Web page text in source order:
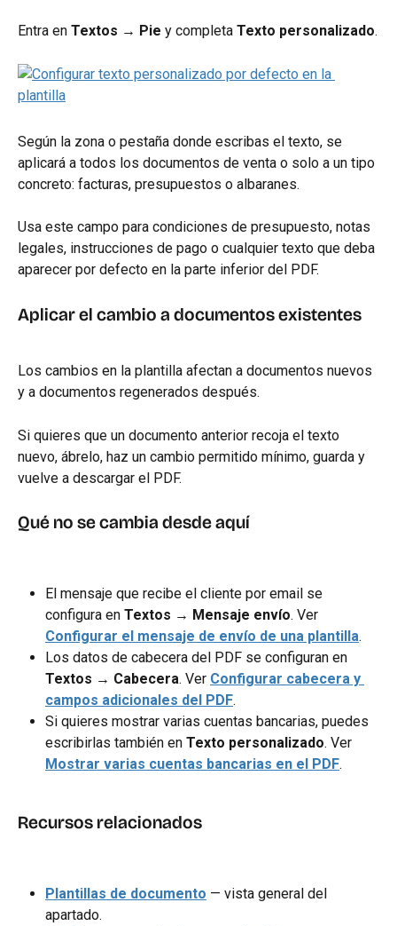
Entra en Textos → Pie y completa Texto personalizado.
Según la zona o pestaña donde escribas el texto, se
aplicará a todos los documentos de venta o solo a un tipo
concreto: facturas, presupuestos o albaranes.
Usa este campo para condiciones de presupuesto, notas
legales, instrucciones de pago o cualquier texto que deba
aparecer por defecto en la parte inferior del PDF.
Aplicar el cambio a documentos existentes
Los cambios en la plantilla afectan a documentos nuevos
y a documentos regenerados después.
Si quieres que un documento anterior recoja el texto
nuevo, ábrelo, haz un cambio permitido mínimo, guarda y
vuelve a descargar el PDF.
Qué no se cambia desde aquí
El mensaje que recibe el cliente por email se
configura en Textos → Mensaje envío. Ver
Configurar el mensaje de envío de una plantilla.
Los datos de cabecera del PDF se configuran en
Textos → Cabecera. Ver Configurar cabecera y
campos adicionales del PDF.
Si quieres mostrar varias cuentas bancarias, puedes
escribirlas también en Texto personalizado. Ver
Mostrar varias cuentas bancarias en el PDF.
Recursos relacionados
Plantillas de documento — vista general del
apartado.